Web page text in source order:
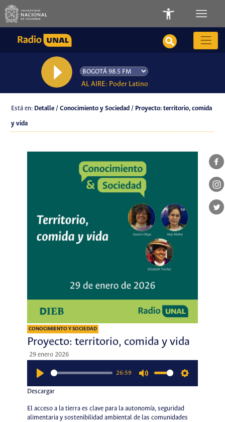
AL AIRE: Poder Latino
Está en: Detalle / Conocimiento y Sociedad / Proyecto: territorio, comida
y vida
CONOCIMIENTO Y SOCIEDAD
Proyecto: territorio, comida y vida
29 enero 2026
26:59
Descargar
El acceso a la tierra es clave para la autonomía, seguridad
alimentaria y sostenibilidad ambiental de las comunidades